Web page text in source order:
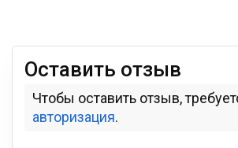
Оставить отзыв
Чтобы оставить отзыв,
авторизация.